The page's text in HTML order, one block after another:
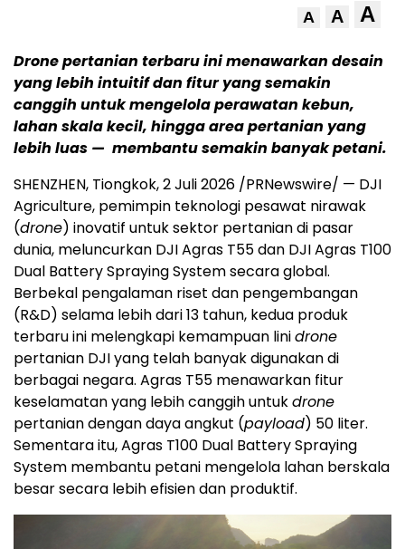
A A A
Drone pertanian terbaru ini menawarkan desain
yang lebih intuitif dan fitur yang semakin
canggih untuk mengelola perawatan kebun,
lahan skala kecil, hingga area pertanian yang
lebih luas — membantu semakin banyak petani.
SHENZHEN, Tiongkok, 2 Juli 2026 /PRNewswire/ — DJI
Agriculture, pemimpin teknologi pesawat nirawak
(drone) inovatif untuk sektor pertanian di pasar
dunia, meluncurkan DJI Agras T55 dan DJI Agras T100
Dual Battery Spraying System secara global.
Berbekal pengalaman riset dan pengembangan
(R&D) selama lebih dari 13 tahun, kedua produk
terbaru ini melengkapi kemampuan linidrone
pertanian DJI yang telah banyak digunakan di
berbagai negara. Agras T55 menawarkan fitur
keselamatan yang lebih canggih untukdrone
pertanian dengan daya angkut (payload) 50 liter.
Sementara itu, Agras T100 Dual Battery Spraying
System membantu petani mengelola lahan berskala
besar secara lebih efisien dan produktif.